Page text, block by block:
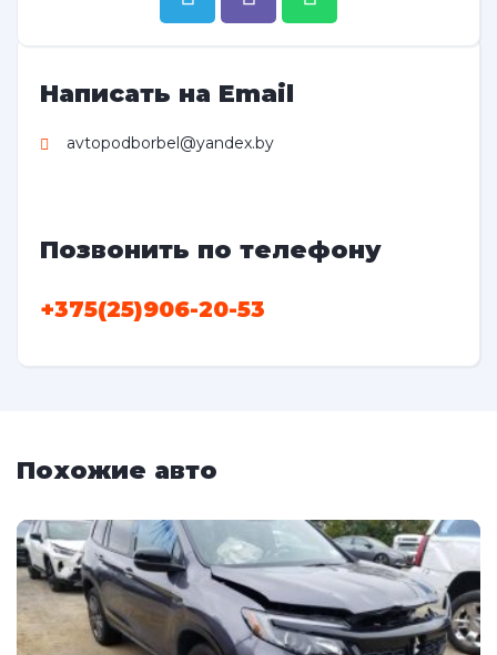
Написать на Email
avtopodborbel@yandex.by
Позвонить по телефону
+375(25)906-20-53
Похожие авто